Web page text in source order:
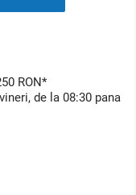
RON*
de la 08:30 pana